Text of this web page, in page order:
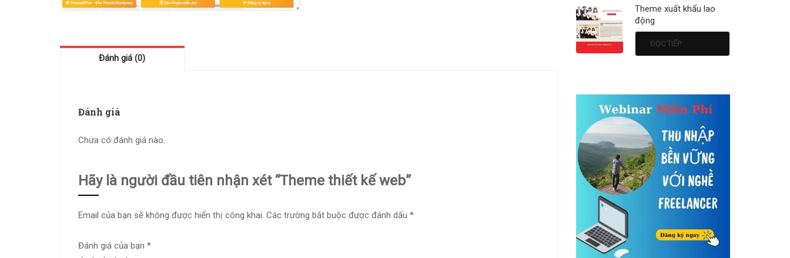
Đánh giá (0)
Đánh giá
Chưa có đánh giá nào.
Hãy là người đầu tiên nhận xét “Theme thiết kế web”
Email của bạn sẽ không được hiển thị công khai. Các trường bắt buộc được đánh dấu *
Đánh giá của bạn *
Theme xuất khẩu lao
động
ĐỌC TIẾP